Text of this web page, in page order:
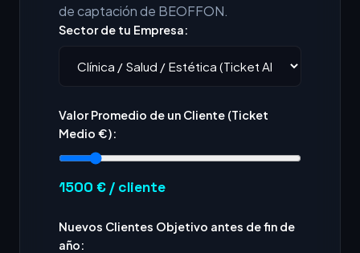
de captación de BEOFFON.
Sector de tu Empresa:
Valor Promedio de un Cliente (Ticket
Medio €):
1500 € / cliente
Nuevos Clientes Objetivo antes de fin de
año: